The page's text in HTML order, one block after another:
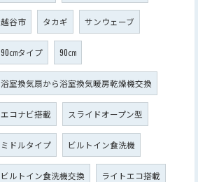
越谷市 タカギ サンウェーブ
90㎝タイプ 90㎝
浴室換気扇から浴室換気暖房乾燥機交換
エコナビ搭載 スライドオープン型
ミドルタイプ ビルトイン食洗機
ビルトイン食洗機交換 ライトエコ搭載